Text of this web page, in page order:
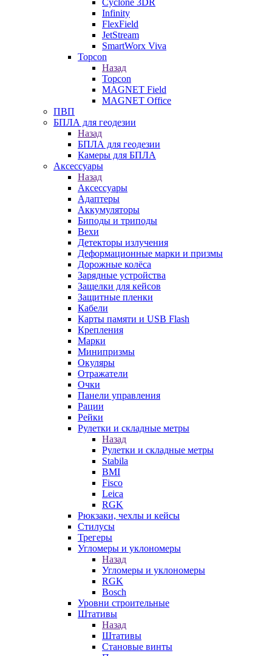
Cyclone 3DR
Infinity
FlexField
JetStream
SmartWorx Viva
Topcon
Назад
Topcon
MAGNET Field
MAGNET Office
ПВП
БПЛА для геодезии
Назад
БПЛА для геодезии
Камеры для БПЛА
Аксессуары
Назад
Аксессуары
Адаптеры
Аккумуляторы
Биподы и триподы
Вехи
Детекторы излучения
Деформационные марки и призмы
Дорожные колёса
Зарядные устройства
Защелки для кейсов
Защитные пленки
Кабели
Карты памяти и USB Flash
Крепления
Марки
Минипризмы
Окуляры
Отражатели
Очки
Панели управления
Рации
Рейки
Рулетки и складные метры
Назад
Рулетки и складные метры
Stabila
BMI
Fisco
Leica
RGK
Рюкзаки, чехлы и кейсы
Стилусы
Трегеры
Угломеры и уклономеры
Назад
Угломеры и уклономеры
RGK
Bosch
Уровни строительные
Штативы
Назад
Штативы
Становые винты